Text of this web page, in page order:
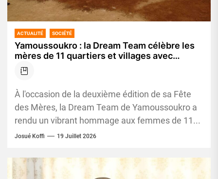
ACTUALITÉ SOCIÉTÉ
Yamoussoukro : la Dream Team célèbre les
mères de 11 quartiers et villages avec
d’importants dons
À l'occasion de la deuxième édition de sa Fête
des Mères, la Dream Team de Yamoussoukro a
rendu un vibrant hommage aux femmes de 11...
Josué Koffi 19 Juillet 2026